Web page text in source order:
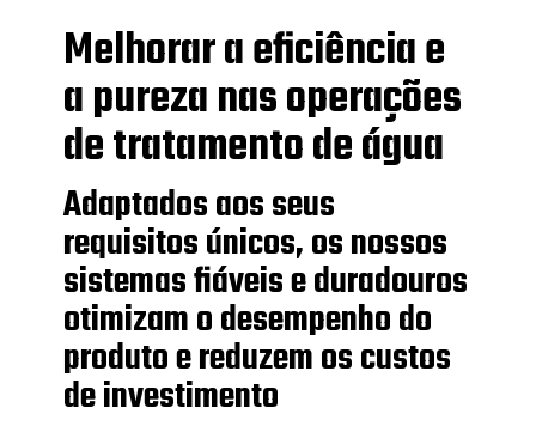
Melhorar a eficiência e
a pureza nas operações
de tratamento de água
Adaptados aos seus
requisitos únicos, os nossos
sistemas fiáveis e duradouros
otimizam o desempenho do
produto e reduzem os custos
de investimento